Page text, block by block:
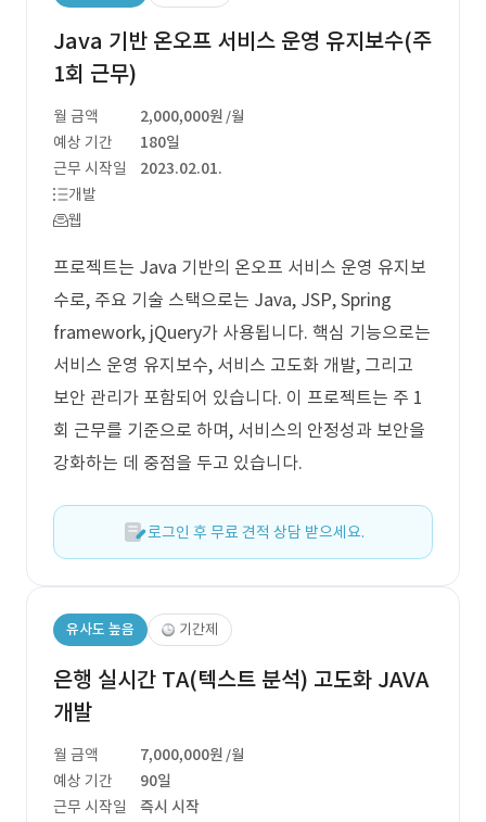
Java 기반 온오프 서비스 운영 유지보수(주
1회 근무)
월 금액 2,000,000원 /월
예상 기간
180일
근무 시작일
2023.02.01.
개발
웹
프로젝트는 Java 기반의 온오프 서비스 운영 유지보
수로, 주요 기술 스택으로는 Java, JSP, Spring
framework, jQuery가 사용됩니다. 핵심 기능으로는
서비스 운영 유지보수, 서비스 고도화 개발, 그리고
보안 관리가 포함되어 있습니다. 이 프로젝트는 주 1
회 근무를 기준으로 하며, 서비스의 안정성과 보안을
강화하는 데 중점을 두고 있습니다.
로그인 후 무료 견적 상담 받으세요.
유사도 높음 기간제
은행 실시간 TA(텍스트 분석) 고도화 JAVA
개발
월 금액 7,000,000원 /월
예상 기간
90일
근무 시작일
즉시 시작